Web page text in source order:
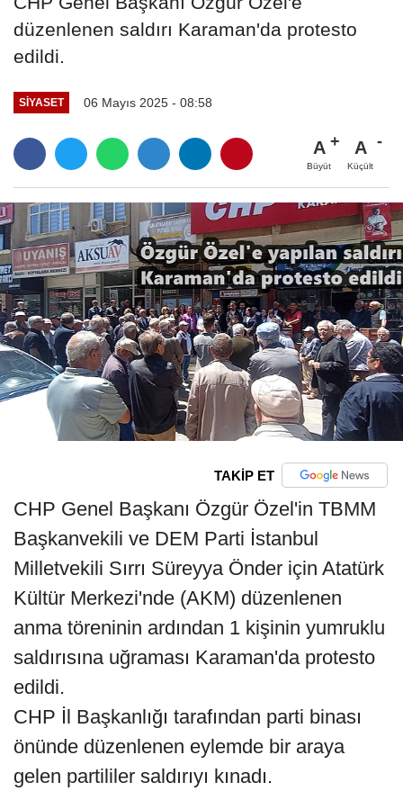
düzenlenen saldırı Karaman'da protesto
edildi.
SIYASET 06 Mayıs 2025 - 08:58
A
Büyüt
A
Küçült
TAKİP ET
CHP Genel Başkanı Özgür Özel'in TBMM
Başkanvekili ve DEM Parti İstanbul
Milletvekili Sırrı Süreyya Önder için Atatürk
Kültür Merkezi'nde (AKM) düzenlenen
anma töreninin ardından 1 kişinin yumruklu
saldırısına uğraması Karaman'da protesto
edildi.
CHP İl Başkanlığı tarafından parti binası
önünde düzenlenen eylemde bir araya
gelen partililer saldırıyı kınadı.